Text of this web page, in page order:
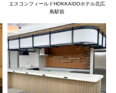
エスコンフィールドHOKKAIDOホテル北広
島駅前